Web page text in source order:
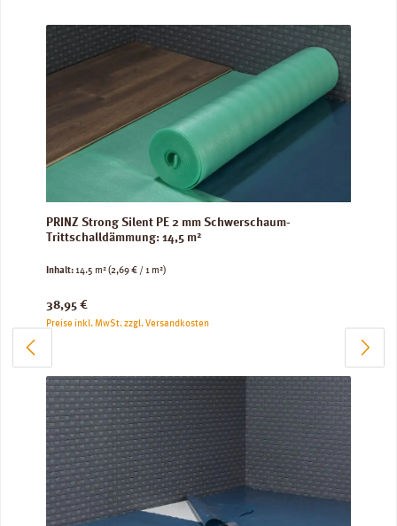
PRINZ Strong Silent PE 2 mm Schwerschaum-
Trittschalldämmung: 14,5 m²
Inhalt:14.5 m²(2,69 € / 1 m²)
Regulärer Preis:
38,95 €
Preise inkl. MwSt. zzgl. Versandkosten